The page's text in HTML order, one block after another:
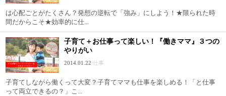
は心配ごとがたくさん？発想の逆転で「強み」にしよう！★限られた時
間だからこそ★効率的に仕...
子育て＋お仕事って楽しい！『働きママ』３つの
やりがい
2014.01.22 仕事
子育てしながら働くって大変？子育てママも仕事を楽しめる！「と仕事
って両立できるの？」こ...